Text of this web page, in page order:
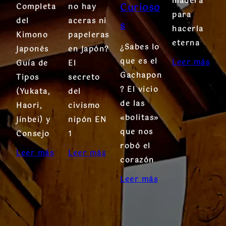
Completa
del
Kimono
Japonés
Guía de
Tipos
(Yukata,
Haori,
Jinbei) y
Consejo
Leer más
no hay
aceras ni
papeleras
en Japón?
El
secreto
del
civismo
nipón EN
1
Leer más
Curioso
s
¿Sabes lo
que es el
Gachapon
? El vicio
de las
«bolitas»
que nos
robó el
corazón
Leer más
para
hacerla
eterna
Leer más